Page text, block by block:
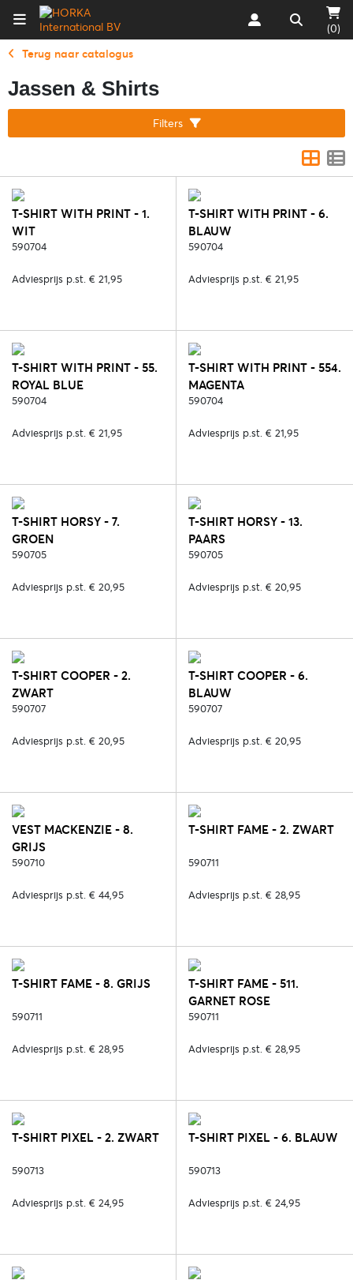
(0)
Terug naar catalogus
Jassen & Shirts
Filters
T-SHIRT WITH PRINT - 1.
WIT
590704
Adviesprijs p.st. € 21,95
T-SHIRT WITH PRINT - 6.
BLAUW
590704
Adviesprijs p.st. € 21,95
T-SHIRT WITH PRINT - 55.
ROYAL BLUE
590704
Adviesprijs p.st. € 21,95
T-SHIRT WITH PRINT - 554.
MAGENTA
590704
Adviesprijs p.st. € 21,95
T-SHIRT HORSY - 7.
GROEN
590705
Adviesprijs p.st. € 20,95
T-SHIRT HORSY - 13.
PAARS
590705
Adviesprijs p.st. € 20,95
T-SHIRT COOPER - 2.
ZWART
590707
Adviesprijs p.st. € 20,95
T-SHIRT COOPER - 6.
BLAUW
590707
Adviesprijs p.st. € 20,95
VEST MACKENZIE - 8.
GRIJS
590710
Adviesprijs p.st. € 44,95
T-SHIRT FAME - 2. ZWART
590711
Adviesprijs p.st. € 28,95
T-SHIRT FAME - 8. GRIJS
590711
Adviesprijs p.st. € 28,95
T-SHIRT FAME - 511.
GARNET ROSE
590711
Adviesprijs p.st. € 28,95
T-SHIRT PIXEL - 2. ZWART
590713
Adviesprijs p.st. € 24,95
T-SHIRT PIXEL - 6. BLAUW
590713
Adviesprijs p.st. € 24,95